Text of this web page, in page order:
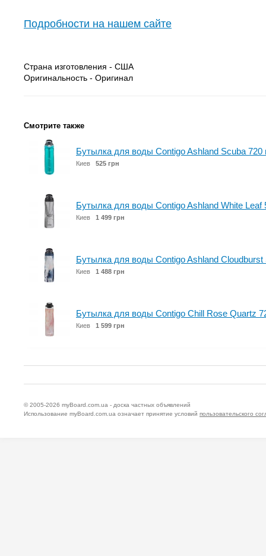
Подробности на нашем сайте
Страна изготовления - США
Оригинальность - Оригинал
Смотрите также
Бутылка для воды Contigo Ashland Scuba 720
Киев 525 грн
Бутылка для воды Contigo Ashland White Leaf
Киев 1 499 грн
Бутылка для воды Contigo Ashland Cloudburst
Киев 1 488 грн
Бутылка для воды Contigo Chill Rose Quartz
Киев 1 599 грн
© 2005-2026 myBoard.com.ua - доска частных объявлений
Использование myBoard.com.ua означает принятие условий пользовательского